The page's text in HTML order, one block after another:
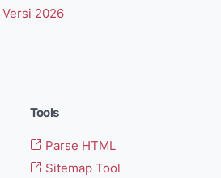
2026
Tools
Parse HTML
Sitemap Tool